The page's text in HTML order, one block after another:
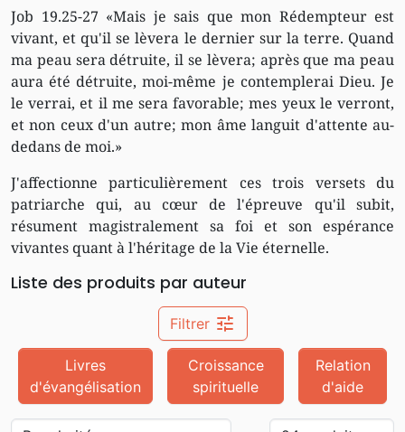
Job 19.25-27 «Mais je sais que mon Rédempteur est
vivant, et qu'il se lèvera le dernier sur la terre. Quand
ma peau sera détruite, il se lèvera; après que ma peau
aura été détruite, moi-même je contemplerai Dieu. Je
le verrai, et il me sera favorable; mes yeux le verront,
et non ceux d'un autre; mon âme languit d'attente au-
dedans de moi.»
J'affectionne particulièrement ces trois versets du
patriarche qui, au cœur de l'épreuve qu'il subit,
résument magistralement sa foi et son espérance
vivantes quant à l'héritage de la Vie éternelle.
Liste des produits par auteur
Filtrer tune
Livres
d'évangélisation
Croissance
spirituelle
Relation
d'aide